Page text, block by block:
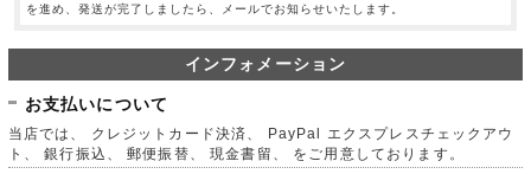
を進め、発送が完了しましたら、メールでお知らせいたします。
インフォメーション
お支払いについて
当店では、 クレジットカード決済、 PayPal エクスプレスチェックアウ
ト、 銀行振込、 郵便振替、 現金書留、 をご用意しております。